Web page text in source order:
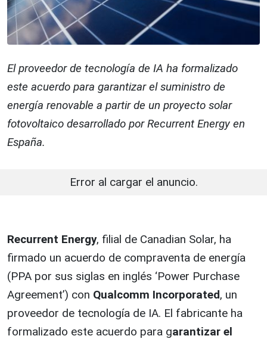
El proveedor de tecnología de IA ha formalizado
este acuerdo para garantizar el suministro de
energía renovable a partir de un proyecto solar
fotovoltaico desarrollado por Recurrent Energy en
España.
Error al cargar el anuncio.
Recurrent Energy, filial de Canadian Solar, ha
firmado un acuerdo de compraventa de energía
(PPA por sus siglas en inglés ‘Power Purchase
Agreement’) con Qualcomm Incorporated, un
proveedor de tecnología de IA. El fabricante ha
formalizado este acuerdo para garantizar el